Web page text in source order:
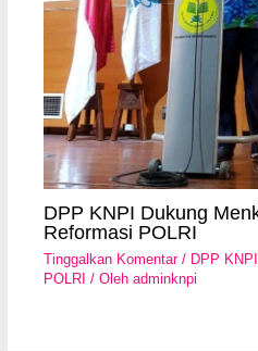
DPP KNPI Dukung
Reformasi POLRI
Tinggalkan Komentar / DPP KNPI
POLRI / Olehadminknpi